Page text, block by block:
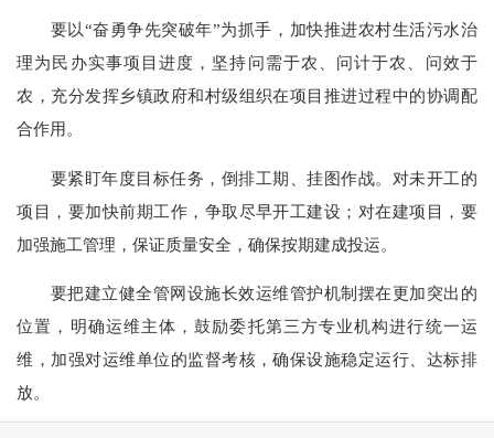
要以“奋勇争先突破年”为抓手，加快推进农村生活污水治
理为民办实事项目进度，坚持问需于农、问计于农、问效于
农，充分发挥乡镇政府和村级组织在项目推进过程中的协调配
合作用。
要紧盯年度目标任务，倒排工期、挂图作战。对未开工的
项目，要加快前期工作，争取尽早开工建设；对在建项目，要
加强施工管理，保证质量安全，确保按期建成投运。
要把建立健全管网设施长效运维管护机制摆在更加突出的
位置，明确运维主体，鼓励委托第三方专业机构进行统一运
维，加强对运维单位的监督考核，确保设施稳定运行、达标排
放。